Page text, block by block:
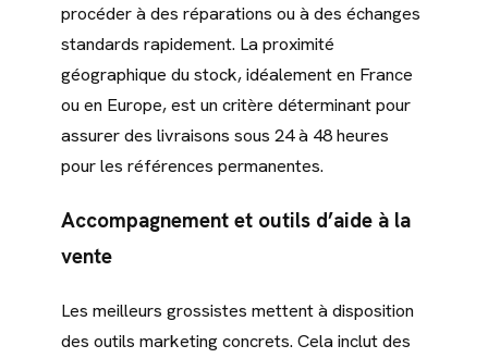
procéder à des réparations ou à des échanges
standards rapidement. La proximité
géographique du stock, idéalement en France
ou en Europe, est un critère déterminant pour
assurer des livraisons sous 24 à 48 heures
pour les références permanentes.
Accompagnement et outils d’aide à la
vente
Les meilleurs grossistes mettent à disposition
des outils marketing concrets. Cela inclut des